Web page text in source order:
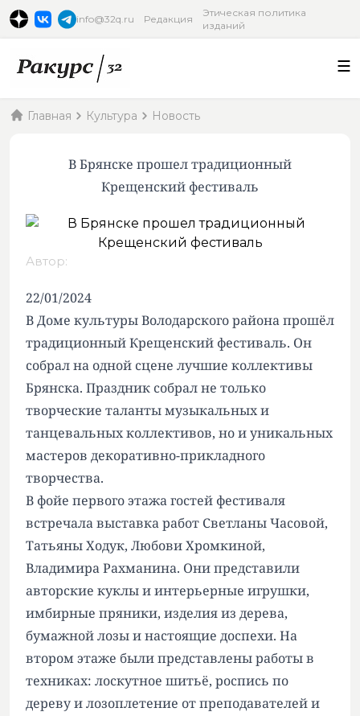
info@32q.ru Редакция
Этическая политика
изданий
Главная Культура Новость
В Брянске прошел традиционный
Крещенский фестиваль
Автор:
22/01/2024
В Доме культуры Володарского района прошёл
традиционный Крещенский фестиваль. Он
собрал на одной сцене лучшие коллективы
Брянска. Праздник собрал не только
творческие таланты музыкальных и
танцевальных коллективов, но и уникальных
мастеров декоративно-прикладного
творчества.
В фойе первого этажа гостей фестиваля
встречала выставка работ Светланы Часовой,
Татьяны Ходук, Любови Хромкиной,
Владимира Рахманина. Они представили
авторские куклы и интерьерные игрушки,
имбирные пряники, изделия из дерева,
бумажной лозы и настоящие доспехи. На
втором этаже были представлены работы в
техниках: лоскутное шитьё, роспись по
дереву и лозоплетение от преподавателей и